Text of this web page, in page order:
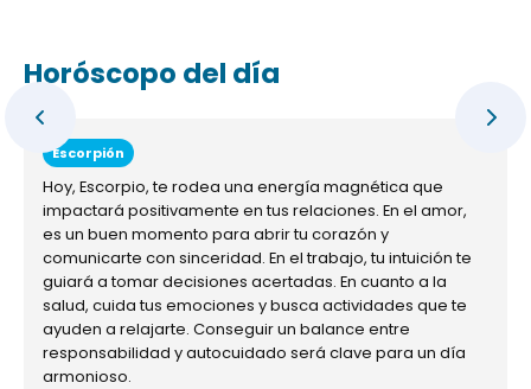
Horóscopo del día
Escorpión
Hoy, Escorpio, te rodea una energía magnética que
impactará positivamente en tus relaciones. En el amor,
es un buen momento para abrir tu corazón y
comunicarte con sinceridad. En el trabajo, tu intuición te
guiará a tomar decisiones acertadas. En cuanto a la
salud, cuida tus emociones y busca actividades que te
ayuden a relajarte. Conseguir un balance entre
responsabilidad y autocuidado será clave para un día
armonioso.